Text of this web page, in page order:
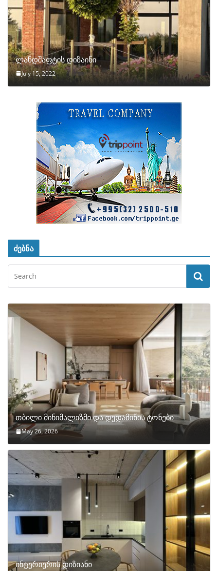
ლანდშაფტის დიზაინი
July 15, 2022
ძებნა
თბილი მინიმალიზმი და დედამიწის ტონები
May 26, 2026
ინტერიერის დიზიანი